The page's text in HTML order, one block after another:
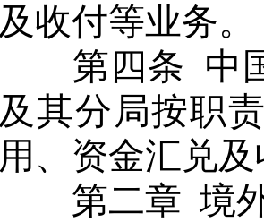
及收付等业务。
第四条 中
及其分局按职
用、资金汇兑
第二章 境